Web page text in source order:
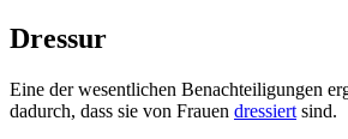
Dressur
Eine der wesentlichen Benachteiligungen
dadurch, dass sie von Frauen dressiert sind.